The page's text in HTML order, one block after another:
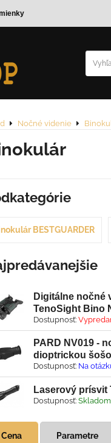
Nočné videnie
BESTGUARDER
Digitálne nočné
TenoSight Bino
Dostupnosť:
PARD NV019 -
dioptrickou
Dostupnosť: Na
Laserový prísvit
Dostupnosť:
Cena Parametre